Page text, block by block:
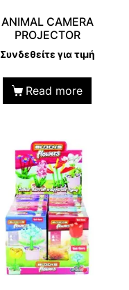
ANIMAL CAMERA
PROJECTOR
Συνδεθείτε για τιμή
Read more